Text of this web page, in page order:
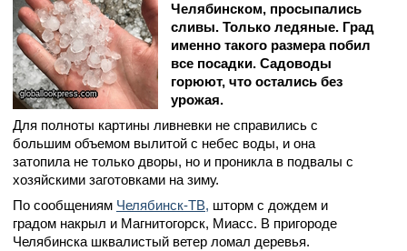
globallookpress.com
Челябинском, просыпались
сливы. Только ледяные. Град
именно такого размера побил
все посадки. Садоводы
горюют, что остались без
урожая.
Для полноты картины ливневки не справились с
большим объемом вылитой с небес воды, и она
затопила не только дворы, но и проникла в подвалы с
хозяйскими заготовками на зиму.
По сообщениям Челябинск-ТВ, шторм с дождем и
градом накрыл и Магнитогорск, Миасс. В пригороде
Челябинска шквалистый ветер ломал деревья.